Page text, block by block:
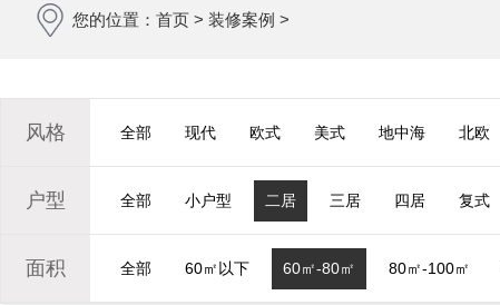
您的位置： 首页 > 装修案例 >
风格 全部 现代 欧式 美式 地中海 北欧
户型 全部 小户型 二居 三居 四居 复式
面积 全部 60㎡以下 60㎡-80㎡ 80㎡-100㎡